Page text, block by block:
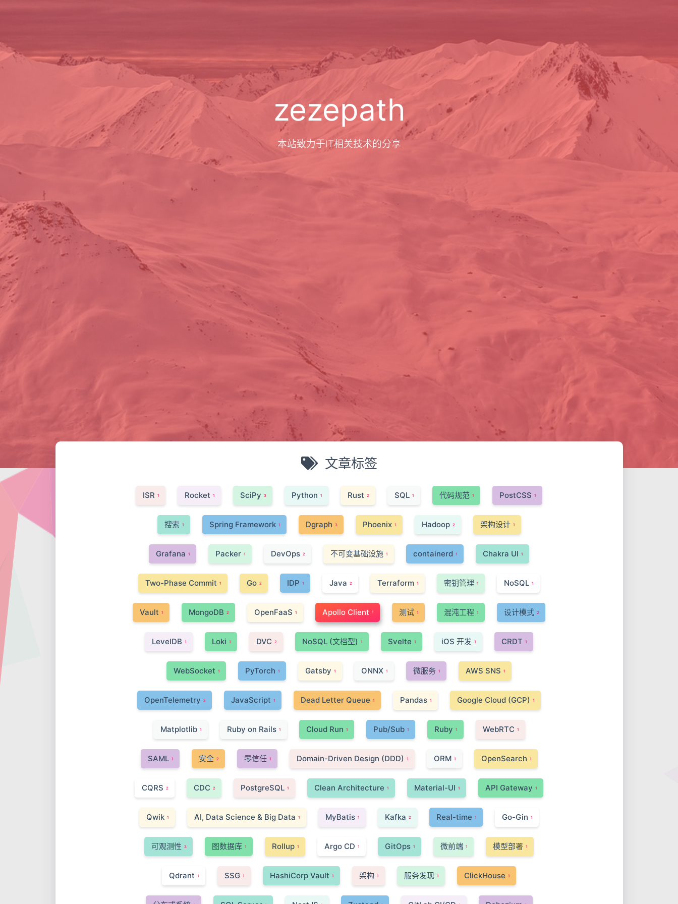
zezepath
本站致力于IT相关技术的分享
文章标签
ISR 1 Rocket 1 SciPy 3 Python 1 Rust 2 SQL 1 代码规范 1 PostCSS 1
搜索 1 Spring Framework 1 Dgraph 3 Phoenix 1 Hadoop 2 架构设计 1
Grafana 1 Packer 1 DevOps 2 不可变基础设施 1 containerd 1 Chakra UI 1
Two-Phase Commit 1 Go 2 IDP 1 Java 2 Terraform 1 密钥管理 1 NoSQL 1
Vault 1 MongoDB 2 OpenFaaS 1 Apollo Client 1 测试 1 混沌工程 1 设计模式 2
LevelDB 1 Loki 1 DVC 2 NoSQL (文档型) 1 Svelte 1 iOS 开发 1 CRDT 1
WebSocket 1 PyTorch 1 Gatsby 1 ONNX 1 微服务 1 AWS SNS 1
OpenTelemetry 2 JavaScript 1 Dead Letter Queue 1 Pandas 1 Google Cloud (GCP) 1
Matplotlib 1 Ruby on Rails 1 Cloud Run 1 Pub/Sub 1 Ruby 1 WebRTC 1
SAML 1 安全 2 零信任 1 Domain-Driven Design (DDD) 1 ORM 1 OpenSearch 1
CQRS 2 CDC 2 PostgreSQL 1 Clean Architecture 1 Material-UI 1 API Gateway 1
Qwik 1 AI, Data Science & Big Data 1 MyBatis 1 Kafka 2 Real-time 1 Go-Gin 1
可观测性 3 图数据库 1 Rollup 1 Argo CD 1 GitOps 1 微前端 1 模型部署 1
Qdrant 1 SSG 1 HashiCorp Vault 1 架构 1 服务发现 1 ClickHouse 1